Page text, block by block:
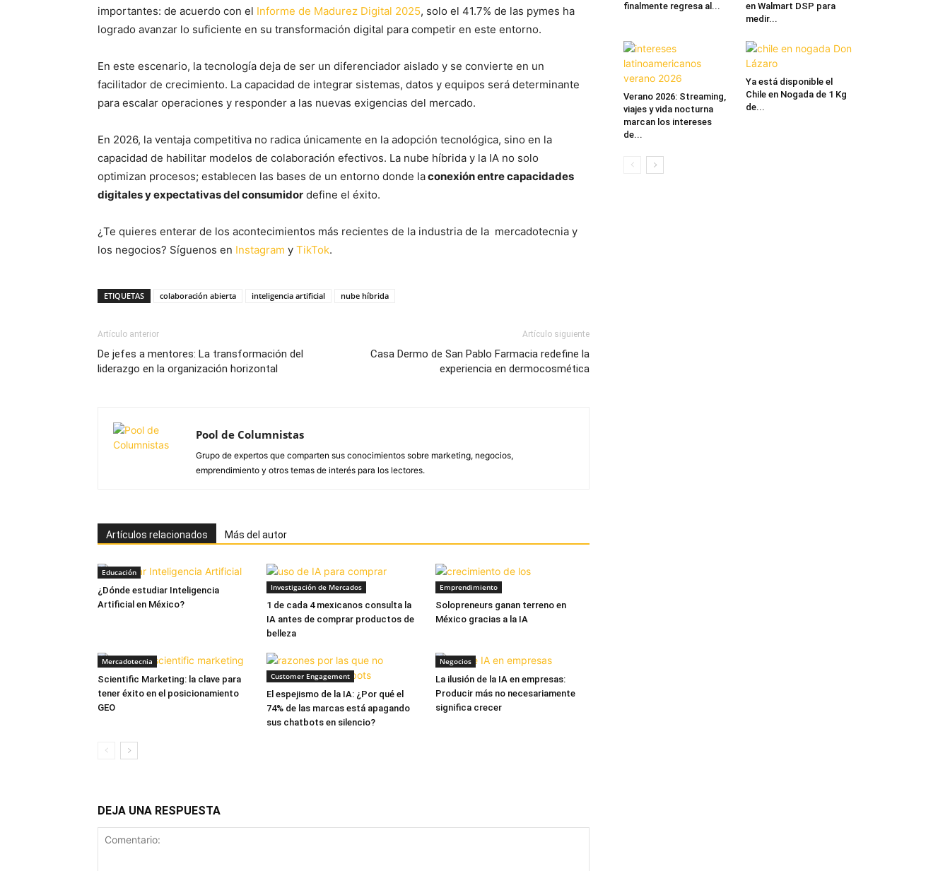
importantes: de acuerdo con el Informe de Madurez Digital 2025, solo el 41.7% de las pymes ha
logrado avanzar lo suficiente en su transformación digital para competir en este entorno.
En este escenario, la tecnología deja de ser un diferenciador aislado y se convierte en un
facilitador de crecimiento. La capacidad de integrar sistemas, datos y equipos será determinante
para escalar operaciones y responder a las nuevas exigencias del mercado.
En 2026, la ventaja competitiva no radica únicamente en la adopción tecnológica, sino en la
capacidad de habilitar modelos de colaboración efectivos. La nube híbrida y la IA no solo
optimizan procesos; establecen las bases de un entorno donde laconexión entre capacidades
digitales y expectativas del consumidor define el éxito.
¿Te quieres enterar de los acontecimientos más recientes de la industria de la mercadotecnia y
los negocios? Síguenos en Instagram y TikTok.
ETIQUETAS colaboración abierta inteligencia artificial nube híbrida
Artículo anterior
De jefes a mentores: La transformación del
liderazgo en la organización horizontal
Artículo siguiente
Casa Dermo de San Pablo Farmacia redefine la
experiencia en dermocosmética
Pool de Columnistas
Grupo de expertos que comparten sus conocimientos sobre marketing, negocios,
emprendimiento y otros temas de interés para los lectores.
Artículos relacionados Más del autor
Educación
¿Dónde estudiar Inteligencia
Artificial en México?
Investigación de Mercados
1 de cada 4 mexicanos consulta la
IA antes de comprar productos de
belleza
Emprendimiento
Solopreneurs ganan terreno en
México gracias a la IA
Mercadotecnia
Scientific Marketing: la clave para
tener éxito en el posicionamiento
GEO
Customer Engagement
El espejismo de la IA: ¿Por qué el
74% de las marcas está apagando
sus chatbots en silencio?
Negocios
La ilusión de la IA en empresas:
Producir más no necesariamente
significa crecer
DEJA UNA RESPUESTA
finalmente regresa al...
en Walmart DSP para
medir...
Verano 2026: Streaming,
viajes y vida nocturna
marcan los intereses
de...
Ya está disponible el
Chile en Nogada de 1 Kg
de...